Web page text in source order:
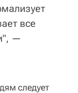
все
—
следует